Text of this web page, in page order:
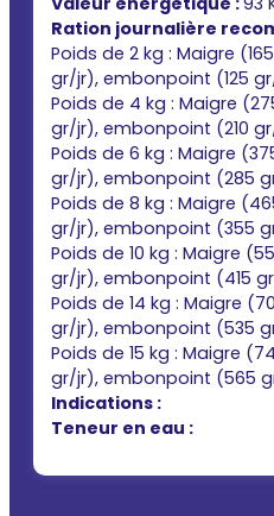
Ration journalière
Poids de 2 kg : Maigre
gr/jr), embonpoint (125
Poids de 4 kg : Maigre
gr/jr), embonpoint (210
Poids de 6 kg : Maigre
gr/jr), embonpoint (285
Poids de 8 kg : Maigre
gr/jr), embonpoint (355
Poids de 10 kg : Maigre
gr/jr), embonpoint (415
Poids de 14 kg : Maigre
gr/jr), embonpoint (535
Poids de 15 kg : Maigre
gr/jr), embonpoint (565
Indications :
Teneur en eau :